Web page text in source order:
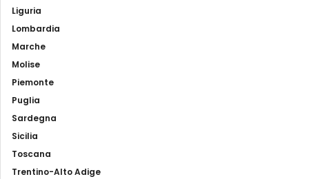
Liguria
Lombardia
Marche
Molise
Piemonte
Puglia
Sardegna
Sicilia
Toscana
Trentino-Alto Adige